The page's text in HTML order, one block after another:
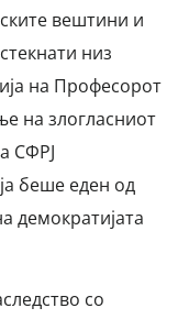
вештини и
низ
на Професорот
на злогласниот
СФРЈ
беше еден од
демократијата
со